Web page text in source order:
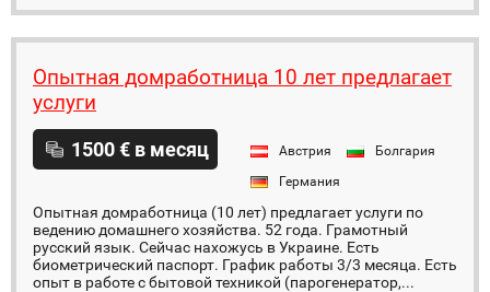
Опытная домработница 10 лет предлагает
услуги
1500 € в месяц Австрия
Болгария
Германия
Опытная домработница (10 лет) предлагает услуги по
ведению домашнего хозяйства. 52 года. Грамотный
русский язык. Сейчас нахожусь в Украине. Есть
биометрический паспорт. График работы 3/3 месяца. Есть
опыт в работе с бытовой техникой (парогенератор,...